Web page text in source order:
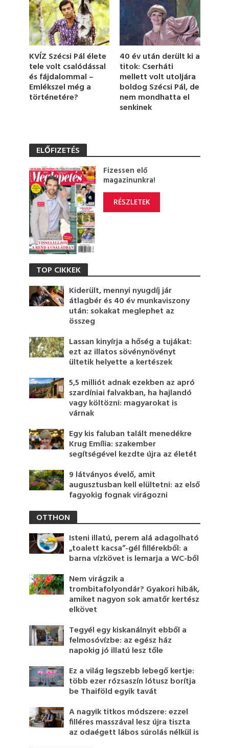
s
e
c
o
n
s
KVÍZ Szécsi Pál élete
tele volt csalódással
és fájdalommal –
Emlékszel még a
történetére?
40 év után derült ki a
titok: Cserháti
mellett volt utoljára
boldog Szécsi Pál, de
nem mondhatta el
senkinek
ELŐFIZETÉS
Fizessen elő
magazinunkra!
RÉSZLETEK
TOP CIKKEK
Kiderült, mennyi nyugdíj jár
átlagbér és 40 év munkaviszony
után: sokakat meglephet az
összeg
Lassan kinyírja a hőség a tujákat:
ezt az illatos sövénynövényt
ültetik helyette a kertészek
5,5 milliót adnak ezekben az apró
szardíniai falvakban, ha hajlandó
vagy költözni: magyarokat is
várnak
Egy kis faluban talált menedékre
Krug Emília: szakember
segítségével kezdte újra az életét
9 látványos évelő, amit
augusztusban kell elültetni: az első
fagyokig fognak virágozni
OTTHON
Isteni illatú, perem alá adagolható
„toalett kacsa”-gél fillérekből: a
barna vízkövet is lemarja a WC-ből
Nem virágzik a
trombitafolyondár? Gyakori hibák,
amiket nagyon sok amatőr kertész
elkövet
Tegyél egy kiskanálnyit ebből a
felmosóvízbe: az egész ház
napokig jó illatú lesz tőle
Ez a világ legszebb lebegő kertje:
több ezer rózsaszín lótusz borítja
be Thaiföld egyik tavát
A nagyik titkos módszere: ezzel
filléres masszával lesz újra tiszta
az odaégett lábos súrolás nélkül is